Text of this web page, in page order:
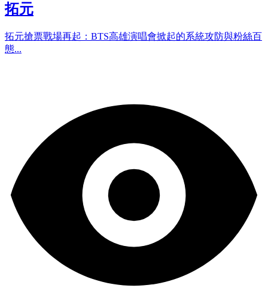
拓元
拓元搶票戰場再起：BTS高雄演唱會掀起的系統攻防與粉絲百
態...